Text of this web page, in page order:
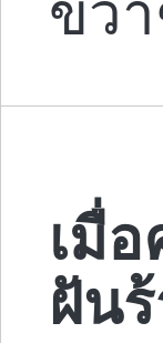
ขว
เมื่
ฝัน